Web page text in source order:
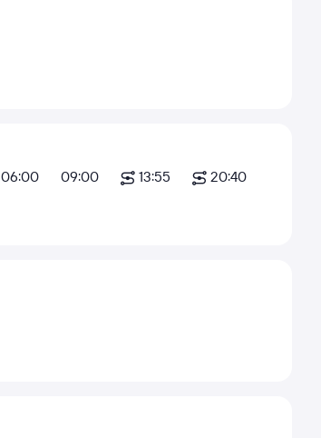
06:00 09:00 13:55 20:40